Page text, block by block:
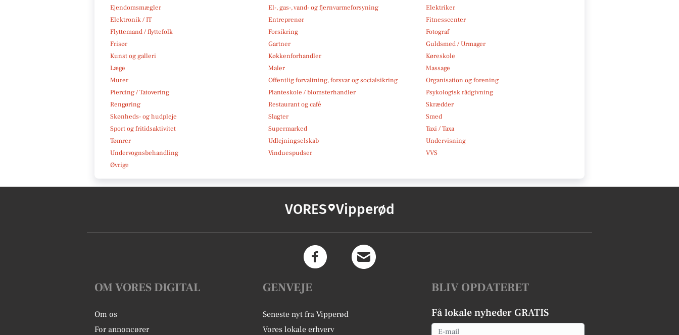
Ejendomsmægler
El-, gas-, vand- og fjernvarmeforsyning
Elektriker
Elektronik / IT
Entreprenør
Fitnesscenter
Flyttemand / flyttefolk
Forsikring
Fotograf
Frisør
Gartner
Guldsmed / Urmager
Kunst og galleri
Køkkenforhandler
Køreskole
Læge
Maler
Massage
Murer
Offentlig forvaltning, forsvar og socialsikring
Organisation og forening
Piercing / Tatovering
Planteskole / blomsterhandler
Psykologisk rådgivning
Rengøring
Restaurant og café
Skrædder
Skønheds- og hudpleje
Slagter
Smed
Sport og fritidsaktivitet
Supermarked
Taxi / Taxa
Tømrer
Udlejningselskab
Undervisning
Undervognsbehandling
Vinduespudser
VVS
Øvrige
VORES Vipperød
OM VORES DIGITAL
Om os
For annoncører
GENVEJE
Seneste nyt fra Vipperød
Vores lokale erhverv
BLIV OPDATERET
Få lokale nyheder GRATIS
Email